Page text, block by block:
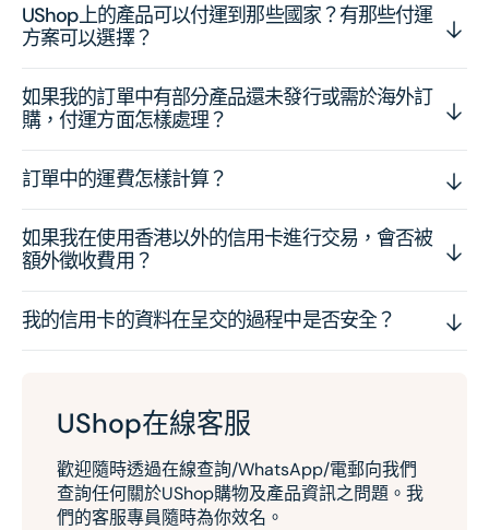
UShop上的產品可以付運到那些國家？有那些付運
方案可以選擇？
如果我的訂單中有部分產品還未發行或需於海外訂
購，付運方面怎樣處理？
訂單中的運費怎樣計算？
如果我在使用香港以外的信用卡進行交易，會否被
額外徵收費用？
我的信用卡的資料在呈交的過程中是否安全？
UShop在線客服
歡迎隨時透過在線查詢/WhatsApp/電郵向我們
查詢任何關於UShop購物及產品資訊之問題。我
們的客服專員隨時為你效名。